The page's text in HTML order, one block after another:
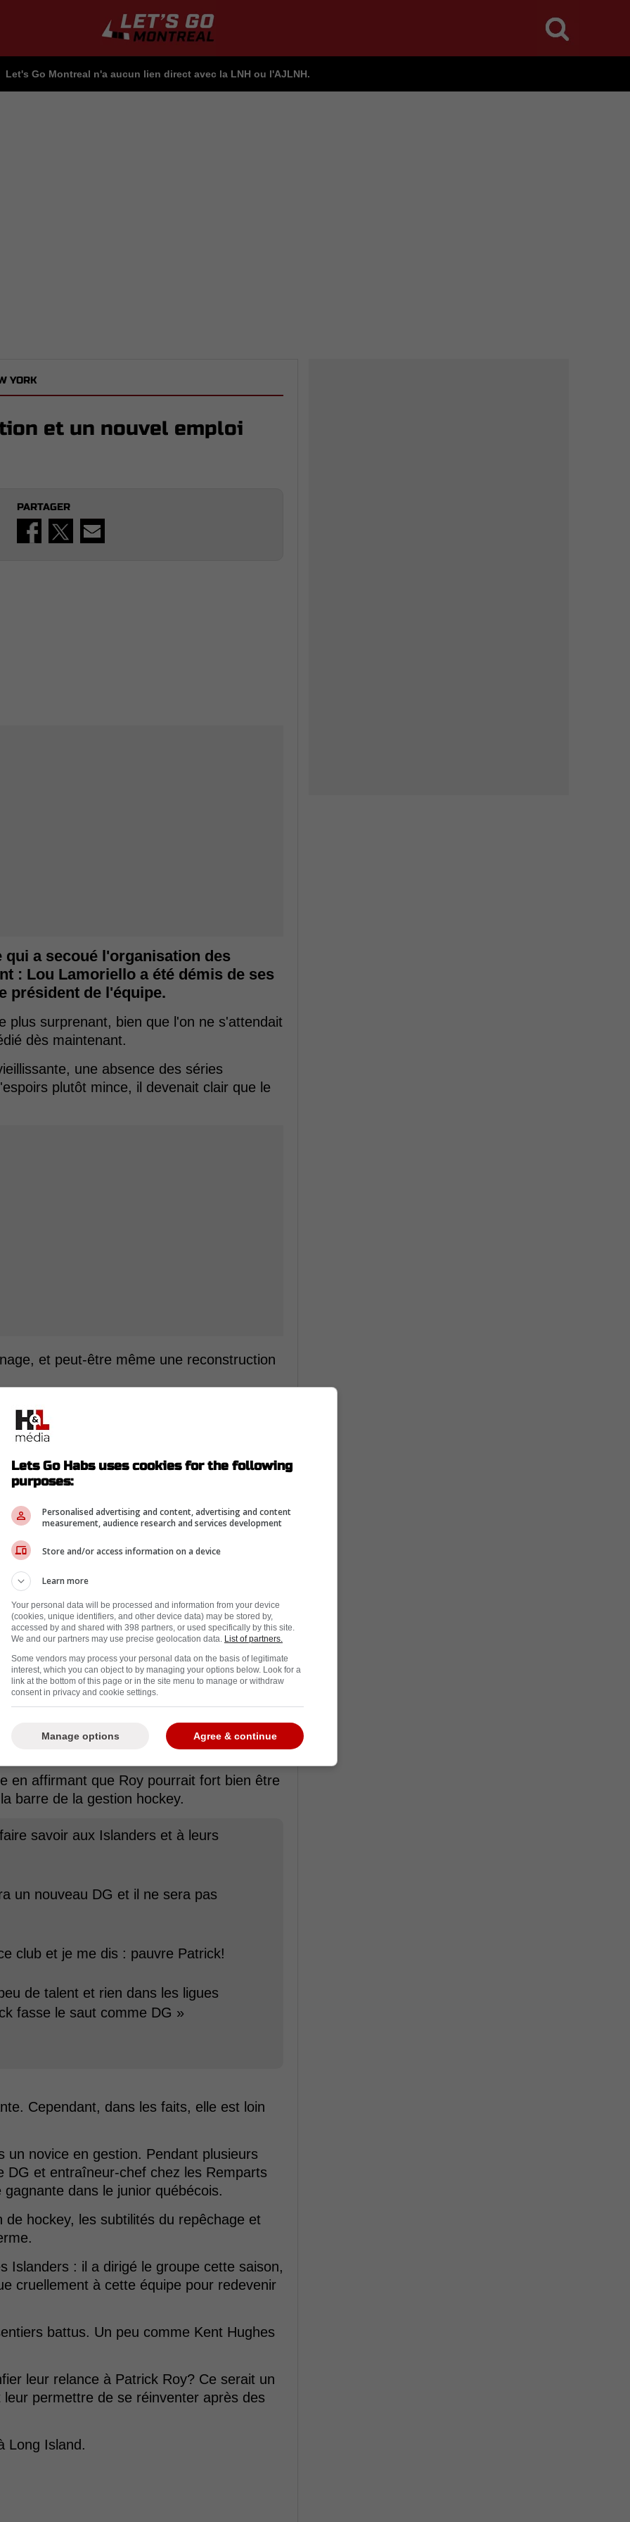
Let's Go Montreal n'a aucun lien direct avec la LNH ou l'AJLNH.
YORK
et un nouvel emploi
PARTAGER
a secoué l'organisation des
: Lou Lamoriello a été démis de ses
président de l'équipe.
plus surprenant, bien que l'on ne s'attendait
dès maintenant.
une absence des séries
plutôt mince, il devenait clair que le
et peut-être même une reconstruction
derrière le banc?
Islanders au courant de la saison
personne indifférent.
en plus d'insistance dans les coulisses,
futur DG de l'organisation.
en affirmant que Roy pourrait fort bien être
barre de la gestion hockey.
savoir aux Islanders et à leurs
un nouveau DG et il ne sera pas
club et je me dis : pauvre Patrick!
de talent et rien dans les ligues
fasse le saut comme DG »
Cependant, dans les faits, elle est loin
novice en gestion. Pendant plusieurs
DG et entraîneur-chef chez les Remparts
dans le junior québécois.
hockey, les subtilités du repêchage et
Islanders : il a dirigé le groupe cette saison,
cruellement à cette équipe pour redevenir
battus. Un peu comme Kent Hughes
leur relance à Patrick Roy? Ce serait un
permettre de se réinventer après des
Long Island.
Lets Go Habs uses cookies for the following
purposes:
Personalised advertising and content, advertising and content
measurement, audience research and services development
Store and/or access information on a device
Learn more
Your personal data will be processed and information from your device
(cookies, unique identifiers, and other device data) may be stored by,
accessed by and shared with 398 partners, or used specifically by this site.
We and our partners may use precise geolocation data. List of partners.
Some vendors may process your personal data on the basis of legitimate
interest, which you can object to by managing your options below. Look for a
link at the bottom of this page or in the site menu to manage or withdraw
consent in privacy and cookie settings.
Agree & continue
Manage options